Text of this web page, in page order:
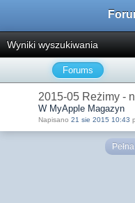
Wyniki wyszukiwania
Forums
2015-05 Reżimy -
W MyApple Magazyn
Napisano 21 sie 2015 10:43